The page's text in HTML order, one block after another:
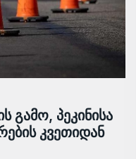
გამო, პეკინისა
კვეთიდან